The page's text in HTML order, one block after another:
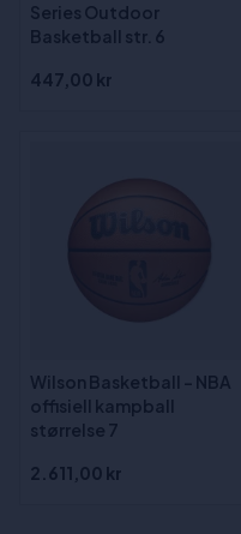
Series Outdoor
Basketball str. 6
447,00 kr
Wilson Basketball - NBA
offisiell kampball
størrelse 7
2.611,00 kr